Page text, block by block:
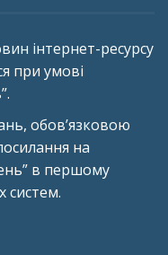
інтернет-ресурсу
при умові
обов’язковою
на
в першому
систем.